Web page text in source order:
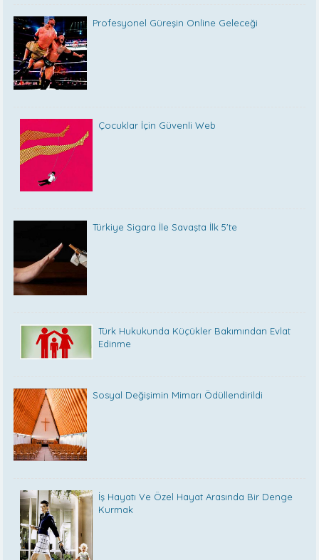
Profesyonel Güreşin Online Geleceği
Çocuklar İçin Güvenli Web
Türkiye Sigara İle Savaşta İlk 5'te
Türk Hukukunda Küçükler Bakımından Evlat
Edinme
Sosyal Değişimin Mimarı Ödüllendirildi
İş Hayatı Ve Özel Hayat Arasında Bir Denge
Kurmak